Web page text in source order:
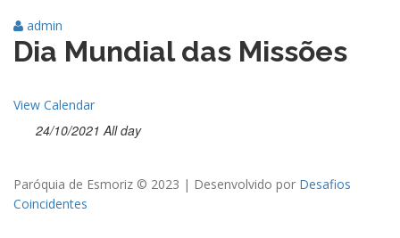
admin
Dia Mundial das Missões
View Calendar
24/10/2021 All day
Paróquia de Esmoriz © 2023 | Desenvolvido por Desafios
Coincidentes